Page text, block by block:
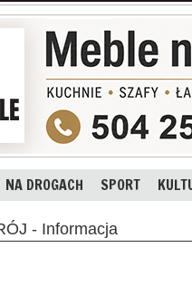
NA DROGACH SPORT
- Informacja